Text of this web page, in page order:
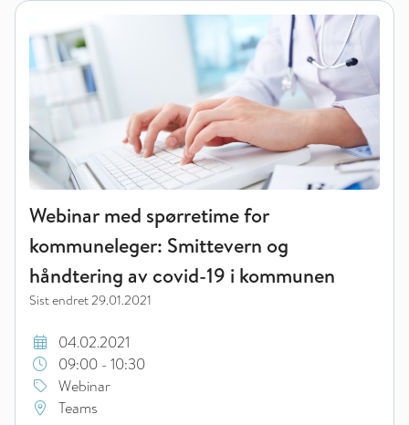
Webinar med spørretime for kommuneleger: Smittevern og
Webinar med spørretime for
kommuneleger: Smittevern og
håndtering av covid-19 i kommunen
Sist endret29.01.2021
04.02.2021
09:00 - 10:30
Webinar
Teams